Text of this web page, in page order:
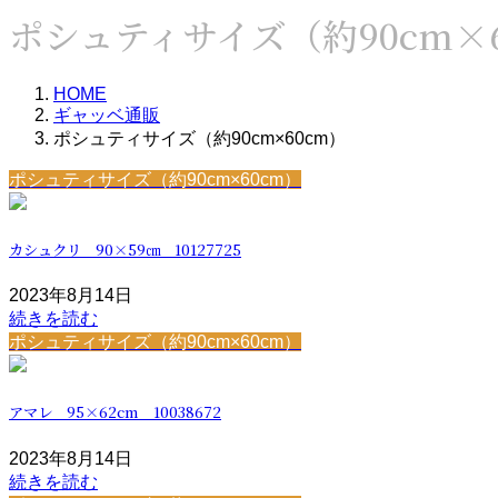
ポシュティサイズ（約
HOME
ギャッベ通販
ポシュティサイズ（約90cm×60cm）
ポシュティサイズ（約90cm×60cm）
カシュクリ 90×59㎝ 10127725
2023年8月14日
続きを読む
ポシュティサイズ（約90cm×60cm）
アマレ 95×62cm 10038672
2023年8月14日
続きを読む